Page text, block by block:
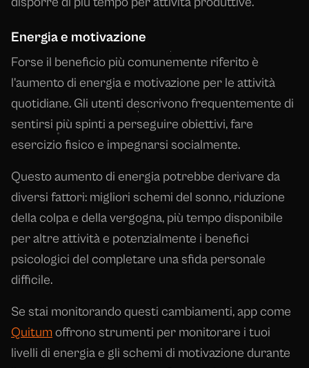
Energia e motivazione
Forse il beneficio più comunemente riferito è
l'aumento di energia e motivazione per le attività
quotidiane. Gli utenti descrivono frequentemente di
sentirsi più spinti a perseguire obiettivi, fare
esercizio fisico e impegnarsi socialmente.
Questo aumento di energia potrebbe derivare da
diversi fattori: migliori schemi del sonno, riduzione
della colpa e della vergogna, più tempo disponibile
per altre attività e potenzialmente i benefici
psicologici del completare una sfida personale
difficile.
Se stai monitorando questi cambiamenti, app come
Quitumoffrono strumenti per monitorare i tuoi
livelli di energia e gli schemi di motivazione durante